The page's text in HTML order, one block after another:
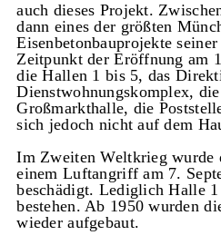
auch dieses Projekt.
dann eines der größten
Eisenbetonbauprojekte
Zeitpunkt der Eröffnung am
die Hallen 1 bis 5, das
Dienstwohnungskomplex,
Großmarkthalle, die
sich jedoch nicht auf dem
Im Zweiten Weltkrieg wurde
einem Luftangriff am 7.
beschädigt. Lediglich Halle
bestehen. Ab 1950 wurden
wieder aufgebaut.